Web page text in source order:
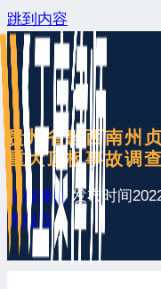
跳到内容
贵州省黔西南州
重大顶板事故调
王康律师 发布时间
查报告